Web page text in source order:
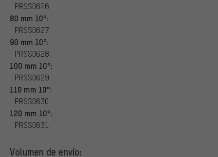
PRSS0626
80 mm 10°:
PRSS0627
90 mm 10°:
PRSS0628
100 mm 10°:
PRSS0629
110 mm 10°:
PRSS0630
120 mm 10°:
PRSS0631
Volumen de envío: